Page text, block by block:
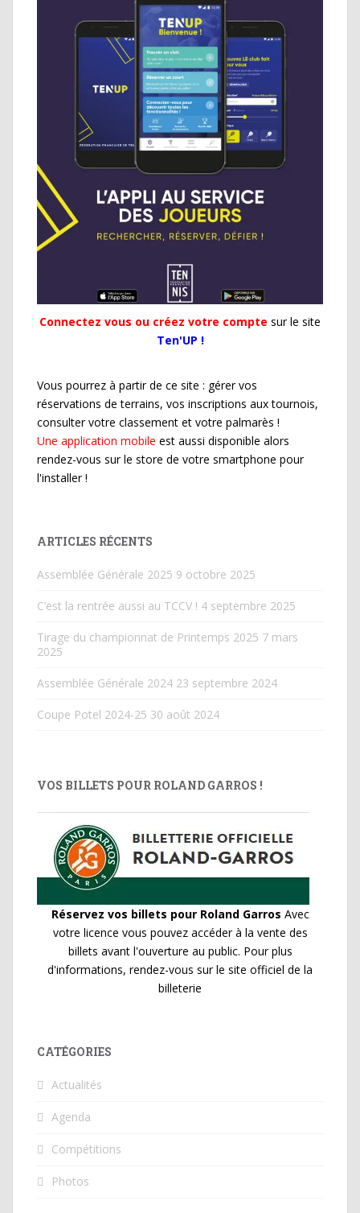
Connectez vous ou créez votre compte sur le site
Ten'UP !
Vous pourrez à partir de ce site : gérer vos
réservations de terrains, vos inscriptions aux tournois,
consulter votre classement et votre palmarès !
Une application mobile est aussi disponible alors
rendez-vous sur le store de votre smartphone pour
l'installer !
ARTICLES RÉCENTS
Assemblée Générale 2025 9 octobre 2025
C’est la rentrée aussi au TCCV ! 4 septembre 2025
Tirage du championnat de Printemps 2025 7 mars
2025
Assemblée Générale 2024 23 septembre 2024
Coupe Potel 2024-25 30 août 2024
VOS BILLETS POUR ROLAND GARROS !
Réservez vos billets pour Roland Garros Avec
votre licence vous pouvez accéder à la vente des
billets avant l'ouverture au public. Pour plus
d'informations, rendez-vous sur le site officiel de la
billeterie
CATÉGORIES
Actualités
Agenda
Compétitions
Photos